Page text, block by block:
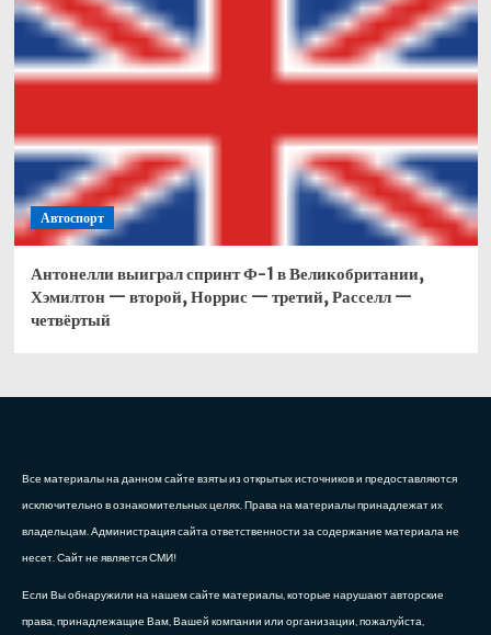
Автоспорт
Антонелли выиграл спринт Ф-1 в Великобритании,
Хэмилтон — второй, Норрис — третий, Расселл —
четвёртый
Все материалы на данном сайте взяты из открытых источников и предоставляются
исключительно в ознакомительных целях. Права на материалы принадлежат их
владельцам. Администрация сайта ответственности за содержание материала не
несет. Сайт не является СМИ!
Если Вы обнаружили на нашем сайте материалы, которые нарушают авторские
права, принадлежащие Вам, Вашей компании или организации, пожалуйста,